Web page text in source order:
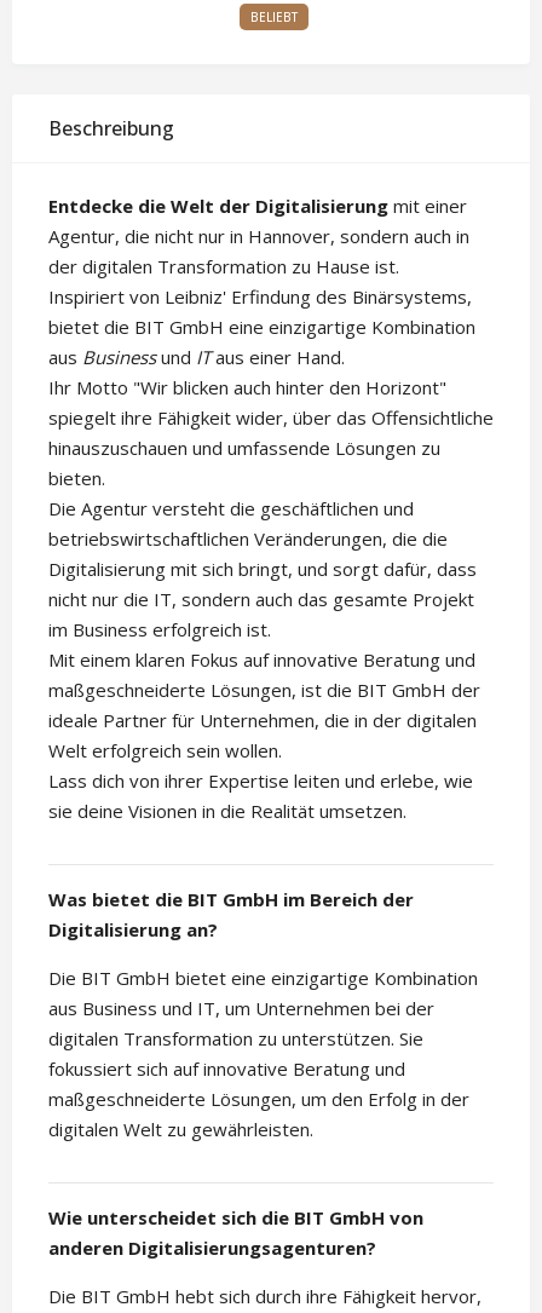
BELIEBT
Beschreibung
Entdecke die Welt der Digitalisierung mit einer
Agentur, die nicht nur in Hannover, sondern auch in
der digitalen Transformation zu Hause ist.
Inspiriert von Leibniz' Erfindung des Binärsystems,
bietet die BIT GmbH eine einzigartige Kombination
aus Businessund ITaus einer Hand.
Ihr Motto "Wir blicken auch hinter den Horizont"
spiegelt ihre Fähigkeit wider, über das Offensichtliche
hinauszuschauen und umfassende Lösungen zu
bieten.
Die Agentur versteht die geschäftlichen und
betriebswirtschaftlichen Veränderungen, die die
Digitalisierung mit sich bringt, und sorgt dafür, dass
nicht nur die IT, sondern auch das gesamte Projekt
im Business erfolgreich ist.
Mit einem klaren Fokus auf innovative Beratung und
maßgeschneiderte Lösungen, ist die BIT GmbH der
ideale Partner für Unternehmen, die in der digitalen
Welt erfolgreich sein wollen.
Lass dich von ihrer Expertise leiten und erlebe, wie
sie deine Visionen in die Realität umsetzen.
Was bietet die BIT GmbH im Bereich der
Digitalisierung an?
Die BIT GmbH bietet eine einzigartige Kombination
aus Business und IT, um Unternehmen bei der
digitalen Transformation zu unterstützen. Sie
fokussiert sich auf innovative Beratung und
maßgeschneiderte Lösungen, um den Erfolg in der
digitalen Welt zu gewährleisten.
Wie unterscheidet sich die BIT GmbH von
anderen Digitalisierungsagenturen?
Die BIT GmbH hebt sich durch ihre Fähigkeit hervor,